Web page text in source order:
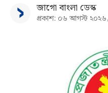
জাগো বাংলা ডেস্ক
প্রকাশ: ০৬ আগস্ট